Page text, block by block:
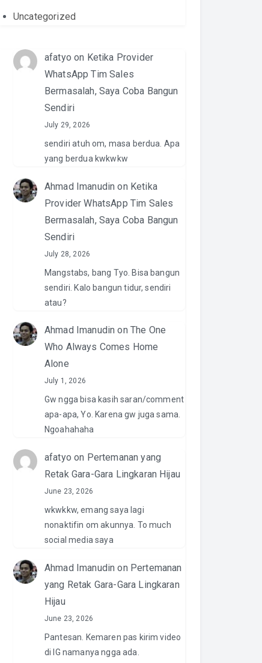
Uncategorized
afatyo on Ketika Provider
WhatsApp Tim Sales
Bermasalah, Saya Coba Bangun
Sendiri
July 29, 2026
sendiri atuh om, masa berdua. Apa
yang berdua kwkwkw
Ahmad Imanudin on Ketika
Provider WhatsApp Tim Sales
Bermasalah, Saya Coba Bangun
Sendiri
July 28, 2026
Mangstabs, bang Tyo. Bisa bangun
sendiri. Kalo bangun tidur, sendiri
atau?
Ahmad Imanudin on The One
Who Always Comes Home
Alone
July 1, 2026
Gw ngga bisa kasih saran/comment
apa-apa, Yo. Karena gw juga sama.
Ngoahahaha
afatyo on Pertemanan yang
Retak Gara-Gara Lingkaran Hijau
June 23, 2026
wkwkkw, emang saya lagi
nonaktifin om akunnya. To much
social media saya
Ahmad Imanudin on Pertemanan
yang Retak Gara-Gara Lingkaran
Hijau
June 23, 2026
Pantesan. Kemaren pas kirim video
di IG namanya ngga ada.